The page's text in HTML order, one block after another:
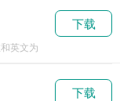
英文为
下载
下载